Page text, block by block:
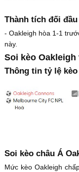
Thành tích đối
- Oakleigh hòa 1-1
này.
Soi kèo Oakleigh
Thông tin tỷ lệ
Soi kèo châu Á
Mức kèo Oakleigh